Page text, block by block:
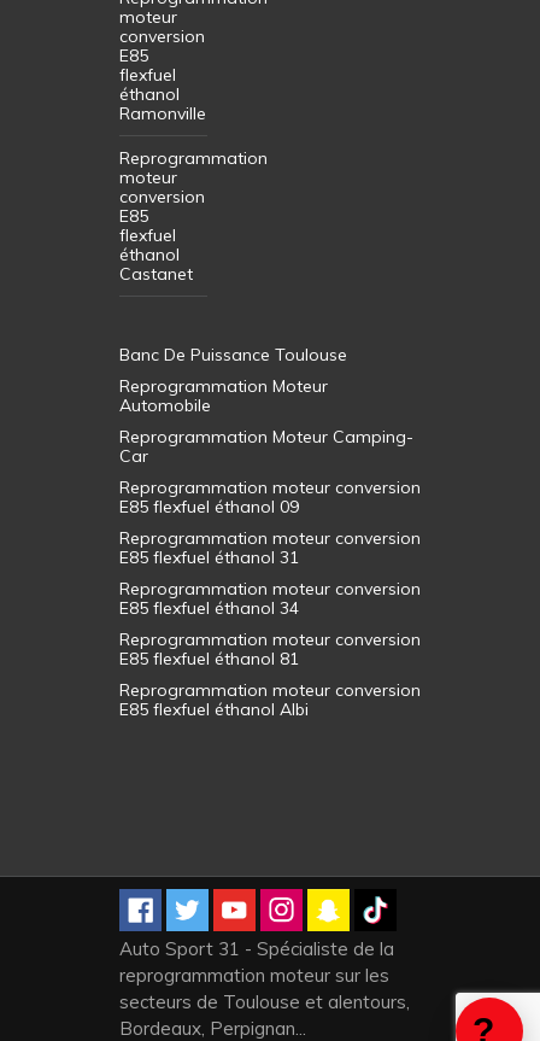
moteur
conversion
E85
flexfuel
éthanol
Ramonville
Reprogrammation
moteur
conversion
E85
flexfuel
éthanol
Castanet
Banc De Puissance Toulouse
Reprogrammation Moteur
Automobile
Reprogrammation Moteur Camping-
Car
Reprogrammation moteur conversion
E85 flexfuel éthanol 09
Reprogrammation moteur conversion
E85 flexfuel éthanol 31
Reprogrammation moteur conversion
E85 flexfuel éthanol 34
Reprogrammation moteur conversion
E85 flexfuel éthanol 81
Reprogrammation moteur conversion
E85 flexfuel éthanol Albi
Auto Sport 31 - Spécialiste de la
reprogrammation moteur sur les
secteurs de Toulouse et alentours,
Bordeaux, Perpignan...